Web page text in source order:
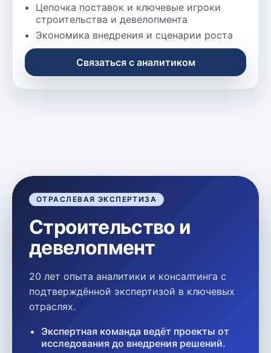
Цепочка поставок и ключевые игроки
строительства и девелопмента
Экономика внедрения и сценарии роста
Связаться с аналитиком
ОТРАСЛЕВАЯ ЭКСПЕРТИЗА
Строительство и
девелопмент
20 лет опыта аналитики и консалтинга с
подтверждённой экспертизой в ключевых
отраслях.
Экспертная команда ведёт проекты от
исследования до внедрения решений.